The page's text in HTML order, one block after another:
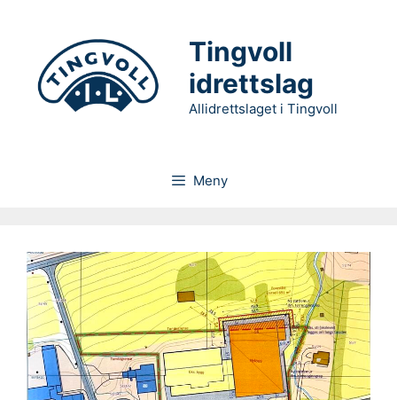
Tingvoll
idrettslag
Allidrettslaget i Tingvoll
Meny